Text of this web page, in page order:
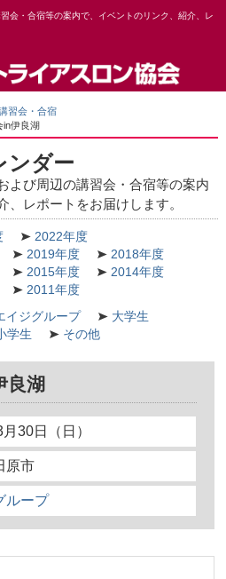
会・合宿等の案内で、イベントのリンク、紹介、レ
習会・合宿
in伊良湖
ンダー
よび周辺の講習会・合宿等の案内
、レポートをお届けします。
2022年度
2019年度
2018年度
2015年度
2014年度
2011年度
イジグループ
大学生
学生 その他
良湖
30日（日）
原市
ループ